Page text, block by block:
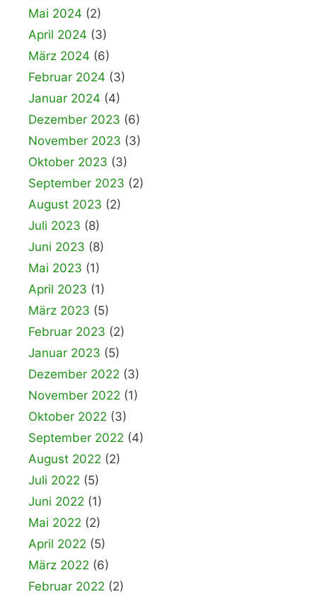
Mai 2024 (2)
April 2024 (3)
März 2024 (6)
Februar 2024 (3)
Januar 2024 (4)
Dezember 2023 (6)
November 2023 (3)
Oktober 2023 (3)
September 2023 (2)
August 2023 (2)
Juli 2023 (8)
Juni 2023 (8)
Mai 2023 (1)
April 2023 (1)
März 2023 (5)
Februar 2023 (2)
Januar 2023 (5)
Dezember 2022 (3)
November 2022 (1)
Oktober 2022 (3)
September 2022 (4)
August 2022 (2)
Juli 2022 (5)
Juni 2022 (1)
Mai 2022 (2)
April 2022 (5)
März 2022 (6)
Februar 2022 (2)